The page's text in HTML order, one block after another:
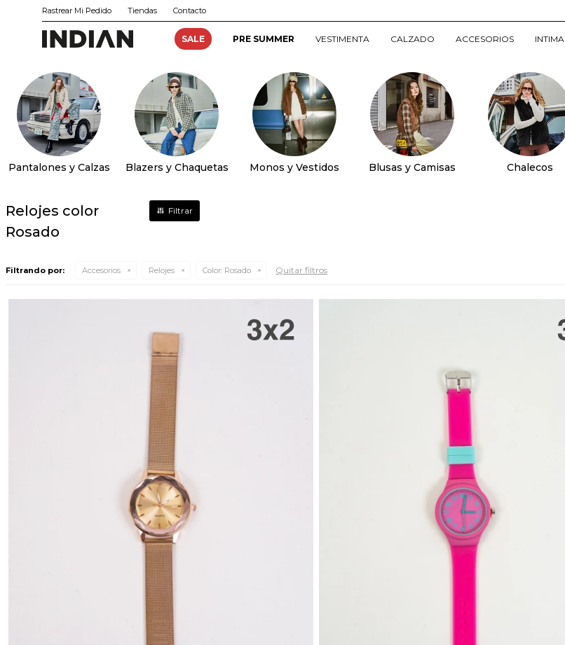
SALE PRE SUMMER VESTIMENTA CALZADO ACCESORIOS INTIMA
Rastrear Mi Pedido Tiendas Contacto
Pantalones y Calzas Blazers y Chaquetas Monos y Vestidos Blusas y Camisas Chalecos
Relojes color
Rosado
Filtrando por: Accesorios Relojes Color: Rosado Quitar filtros